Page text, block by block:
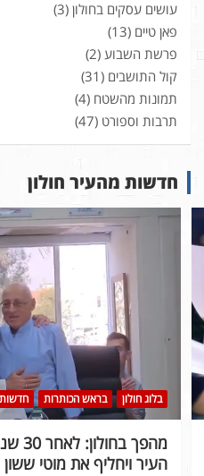
עושים עסקים בחולון (3)
פאן טיים (13)
פרשת השבוע (2)
קול התושבים (31)
תמונות מהשטח (4)
תרבות וספורט (47)
חדשות מהעיר חולון
בלוג חולון בראש הכותרות
העיר ויחליף את מוטי ששון